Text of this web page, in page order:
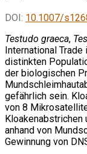
DOI: 10.1007/
Testudo graeca,
International
distinkten
der biologischen
gefährlich sein.
von 8
anhand von
Gewinnung von